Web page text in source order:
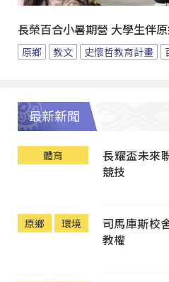
長榮百合小暑期營 大學生伴
原鄉 教文 史懷哲教育計畫
最新新聞
體育
長耀盃未來
競技
原鄉 環境
司馬庫斯校
教權